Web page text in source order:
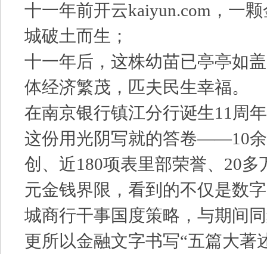
十一年前开云kaiyun.com，一
城破土而生；
十一年后，这株幼苗已亭亭如
体经济繁茂，匹夫民生幸福。
在南京银行镇江分行诞生11周
这份用光阴写就的答卷——10
创、近180项表里部荣誉、20多
元金钱界限，看到的不仅是数
城商行干事国度策略，与期间
更所以金融文字书写“五篇大著